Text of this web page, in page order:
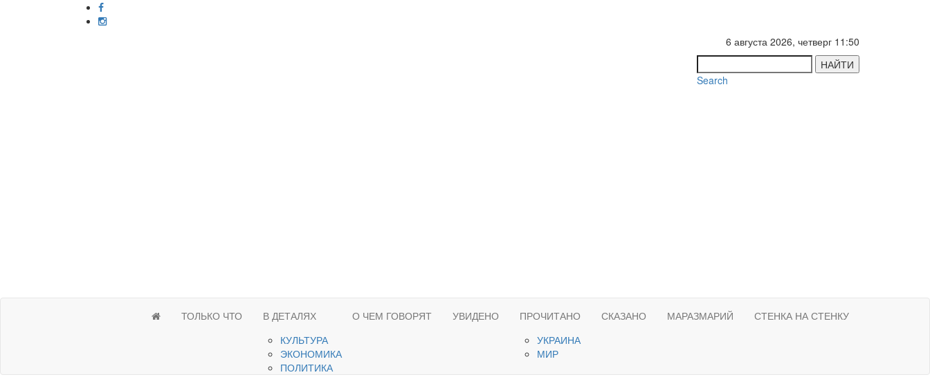
6 августа 2026, четверг 11:50
НАЙТИ
Search
ТОЛЬКО ЧТО
В ДЕТАЛЯХ
КУЛЬТУРА
ЭКОНОМИКА
ПОЛИТИКА
О ЧЕМ ГОВОРЯТ УВИДЕНО
ПРОЧИТАНО
УКРАИНА
МИР
СКАЗАНО МАРАЗМАРИЙ СТЕНКА НА СТЕНКУ